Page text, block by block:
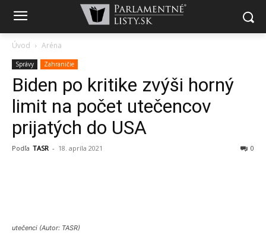
Úvod Aréna
Správy Zahraničie
Biden po kritike zvýši horný
limit na počet utečencov
prijatých do USA
Podľa TASR - 18. apríla 2021 0
utečenci (Autor: TASR)